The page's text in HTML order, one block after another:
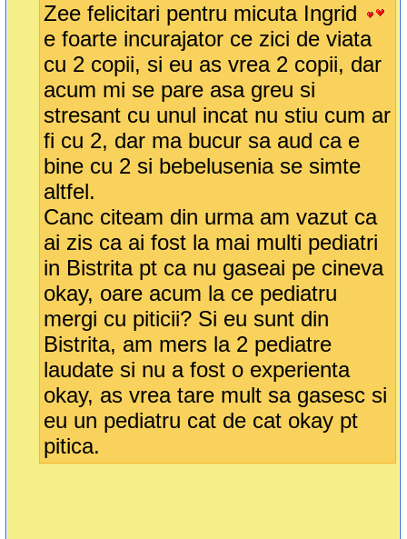
Zee felicitari pentru micuta Ingrid
e foarte incurajator ce zici de viata
cu 2 copii, si eu as vrea 2 copii, dar
acum mi se pare asa greu si
stresant cu unul incat nu stiu cum ar
fi cu 2, dar ma bucur sa aud ca e
bine cu 2 si bebelusenia se simte
altfel.
Canc citeam din urma am vazut ca
ai zis ca ai fost la mai multi pediatri
in Bistrita pt ca nu gaseai pe cineva
okay, oare acum la ce pediatru
mergi cu piticii? Si eu sunt din
Bistrita, am mers la 2 pediatre
laudate si nu a fost o experienta
okay, as vrea tare mult sa gasesc si
eu un pediatru cat de cat okay pt
pitica.